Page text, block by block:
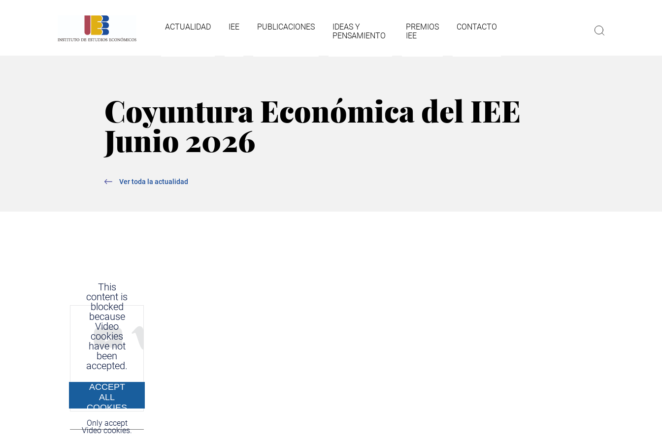
Navegación
ACTUALIDAD IEE PUBLICACIONES
IDEAS Y
PENSAMIENTO
PREMIOS
IEE
CONTACTO
Coyuntura Económica del IEE
Junio 2026
Ver toda la actualidad
This
content is
blocked
because
Video
cookies
have not
been
accepted.
ACCEPT
ALL
COOKIES
Only accept
Video cookies.